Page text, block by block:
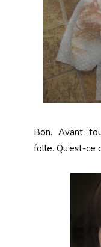
Bon. Avant
folle. Qu’est-ce